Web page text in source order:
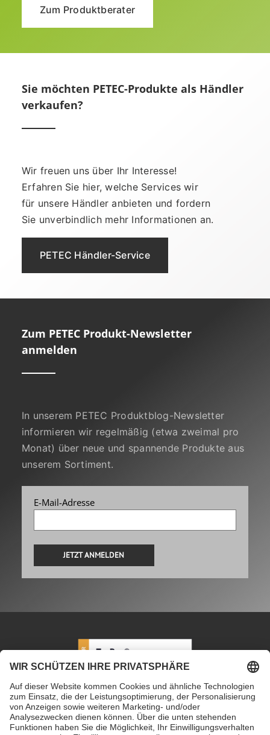
Zum Produktberater
Sie möchten PETEC-Produkte als Händler
verkaufen?
Wir freuen uns über Ihr Interesse!
Erfahren Sie hier, welche Services wir
für unsere Händler anbieten und fordern
Sie unverbindlich mehr Informationen an.
PETEC Händler-Service
Zum PETEC Produkt-Newsletter
anmelden
In unserem PETEC Produktblog-Newsletter
informieren wir regelmäßig (etwa zweimal pro
Monat) über neue und spannende Produkte aus
unserem Sortiment.
E-Mail-Adresse
PETEC Verbindungstechnik GmbH | Wüstenbuch 26
96132 Schlüsselfeld | Deutschland | +49 9555 80994